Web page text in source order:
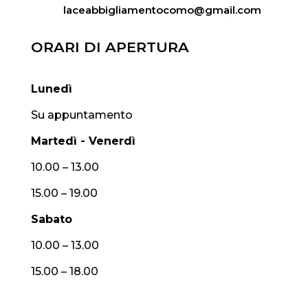
laceabbigliamentocomo@gmail.com
ORARI DI APERTURA
Lunedì
Su appuntamento
Martedì - Venerdì
10.00 – 13.00
15.00 – 19.00
Sabato
10.00 – 13.00
15.00 – 18.00